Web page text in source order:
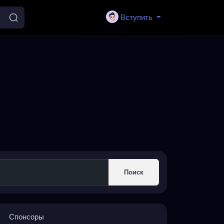
Вступить
Поиск
Спонсоры